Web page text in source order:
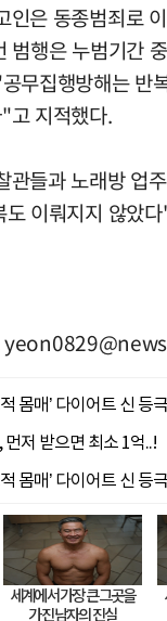
인은 동종범죄로
범행은 누범기간
무집행방해는 반
고 지적했다.
관들과 노래방 업
도 이뤄지지 않았